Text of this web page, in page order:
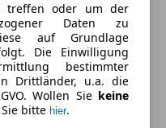
treffen oder um der
Daten zu
auf Grundlage
Die Einwilligung
bestimmter
Drittländer, u.a. die
Wollen Sie keine
bitte hier.